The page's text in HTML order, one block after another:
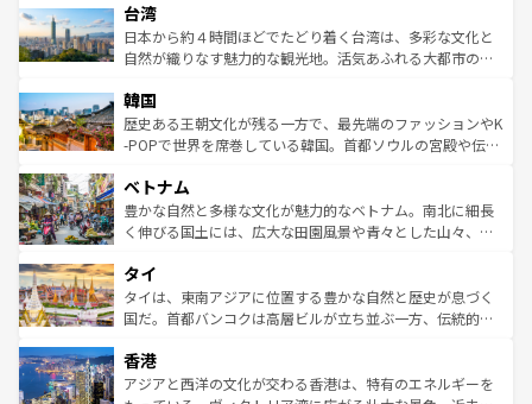
ならではの贅沢な旅のスタイルだ。 なお、新着のアメリカ
情報はコンテンツ一覧を参照してほしい。
れるおもてなしの心で訪れる人々を迎えてくれるハワイの
人々、おいしいローカルフードやハワイアンミュージッ
ク、伝統的なフラダンスなど、すべてがハワイの魅力を彩
ワイを、存分に味わってほしい。 なお、新着のハワイ情報
はコンテンツ一覧を参照してほしい。
リアリーフや大陸中央部にそびえるウルル（エアーズロッ
ク）、タスマニアの美しい原生林やケアンズの熱帯雨林な
ど、見どころがたくさん。また、カフェやワイン、オージ
いる。アクティビティも充実しており、サーフィンやダイ
ビング、ハイキングなど、アウトドア好きにはたまらな
い。オーストラリアの多彩な魅力を存分に味わいつくそ
参照してほしい。
台湾
日本から約４時間ほどでたどり着く台湾は、多彩な文化と
自然が織りなす魅力的な観光地。活気あふれる大都市の台
ン）、静ひつな山岳地帯である台湾東部など、都市の喧騒
と山間の静けさが共存しており、訪れる人に新しい発見と
驚きをもたらしてくれる。また、奥深い台湾の食文化も魅
容にもいいと評判のスイーツなど、バラエティ豊かな料理
が味わえる。 なお、新着の台湾情報は コンテンツ一覧を参
照してほしい。
韓国
歴史ある王朝文化が残る一方で、最先端のファッションやK
-POPで世界を席巻している韓国。首都ソウルの宮殿や伝統
き、地方に足を延ばせば四季折々の自然美を楽しむことが
できる。そして、キムチや焼肉、絶品のストリートフード
まで、さまざまな韓国料理が待っている。夜には、韓国な
リティに包まれながら、韓国の多彩な魅力を心ゆくまで味
わってみてほしい。 なお、新着の韓国情報はコンテンツ一
覧を参照してほしい。
ベトナム
豊かな自然と多様な文化が魅力的なベトナム。南北に細長
く伸びる国土には、広大な田園風景や青々とした山々、世
急速な発展と共に伝統が息づく。ハノイの古い町並みやホ
ーチミン市のフランス統治時代の建物も、独特の雰囲気を
醸し出している。また、バラエティの豊かさとおいしさで
とつ。フォーやバインミー、ベトナムコーヒーなどは、ぜ
ひ現地で味わいたい。どの地域を訪れてもあたたかい人々
タイ
タイは、東南アジアに位置する豊かな自然と歴史が息づく
国だ。首都バンコクは高層ビルが立ち並ぶ一方、伝統的な
の活気が交差している。北部ではチェンマイなどの山岳地
帯で自然と触れ合い、南部ではプーケットやクラビの美し
香港
アジアと西洋の文化が交わる香港は、特有のエネルギーを